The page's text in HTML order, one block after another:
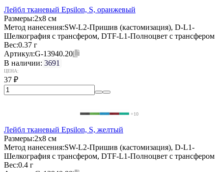
Лейбл тканевый Epsilon, S, оранжевый
Размеры:2х8 см
Метод нанесения:SW-L2-Пришив (кастомизация), D-L1-
Шелкография с трансфером, DTF-L1-Полноцвет с трансфером
Вес:0.37 г
Артикул:G-13940.20
В наличии: 3691
ЦЕНА:
37 ₽
+10
Лейбл тканевый Epsilon, S, желтый
Размеры:2х8 см
Метод нанесения:SW-L2-Пришив (кастомизация), D-L1-
Шелкография с трансфером, DTF-L1-Полноцвет с трансфером
Вес:0.4 г